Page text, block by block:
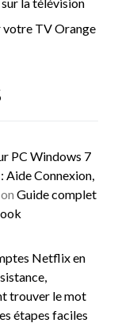
TV Orange
PC Windows 7
Connexion,
on Guide complet
Netflix en
trouver le mot
étapes faciles